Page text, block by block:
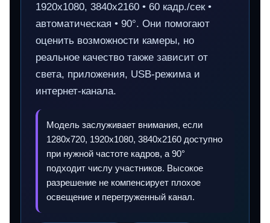
1920x1080, 3840x2160 • 60 кадр./сек •
автоматическая • 90°. Они помогают
оценить возможности камеры, но
реальное качество также зависит от
света, приложения, USB‑режима и
интернет‑канала.
Модель заслуживает внимания, если
1280x720, 1920x1080, 3840x2160 доступно
при нужной частоте кадров, а 90°
подходит числу участников. Высокое
разрешение не компенсирует плохое
освещение и перегруженный канал.